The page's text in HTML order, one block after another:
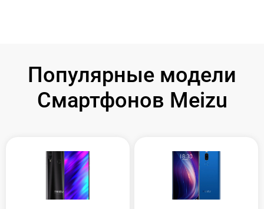
Популярные модели
Смартфонов Meizu